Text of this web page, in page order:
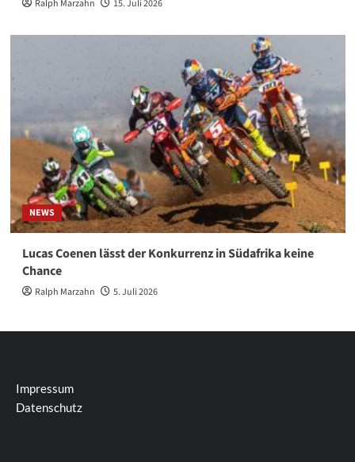
Ralph Marzahn 15. Juli 2026
NEWS
Lucas Coenen lässt der Konkurrenz in Südafrika keine
Chance
Ralph Marzahn 5. Juli 2026
Impressum
Datenschutz